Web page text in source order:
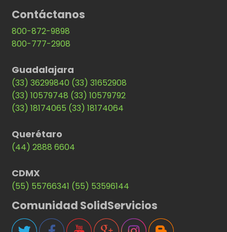
Contáctanos
800-872-9898
800-777-2908
Guadalajara
(33) 36299840 (33) 31652908
(33) 10579748 (33) 10579792
(33) 18174065 (33) 18174064
Querétaro
(44) 2888 6604
CDMX
(55) 55766341 (55) 53596144
Comunidad SolidServicios